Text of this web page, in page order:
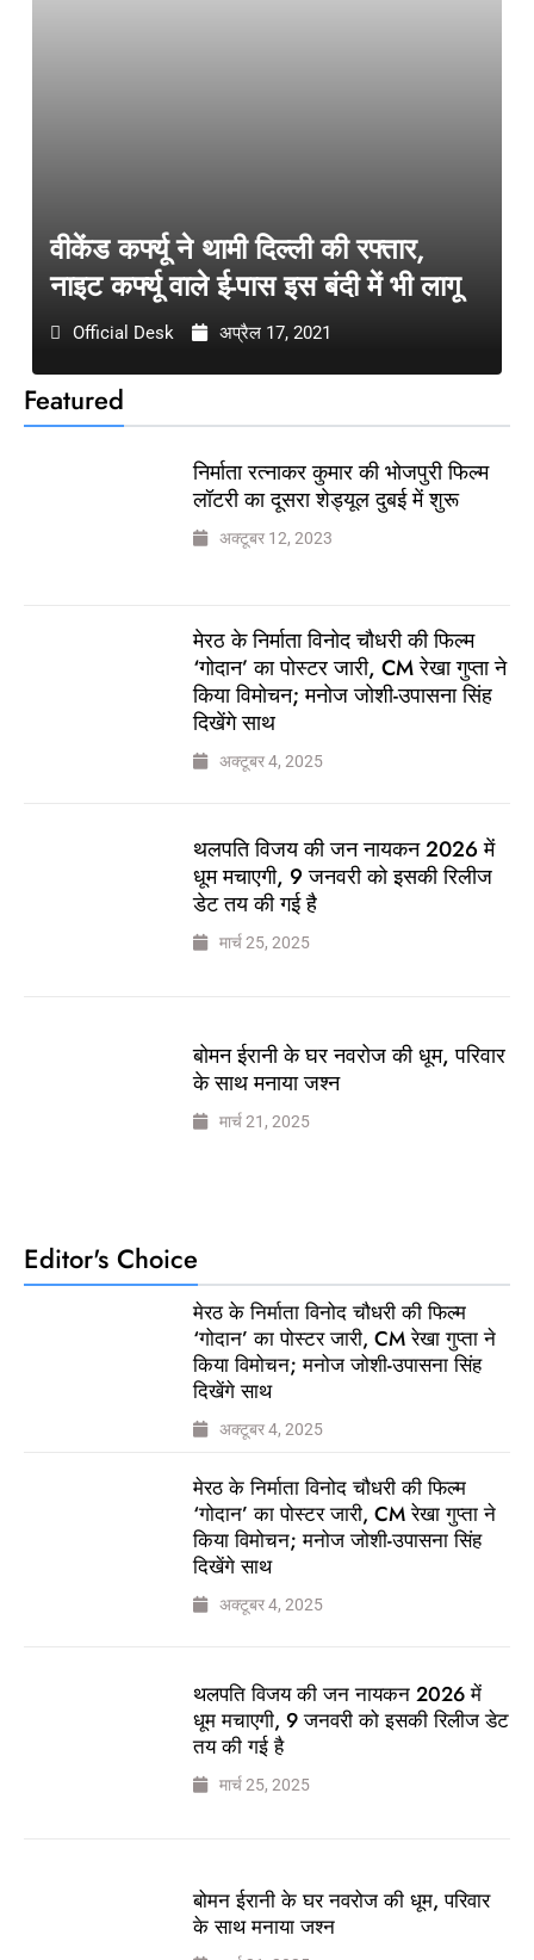
Featured
निर्माता रत्नाकर कुमार की भोजपुरी फिल्म
लॉटरी का दूसरा शेड्यूल दुबई में शुरू
अक्टूबर 12, 2023
मेरठ के निर्माता विनोद चौधरी की फिल्म
‘गोदान’ का पोस्टर जारी, CM रेखा गुप्ता ने
किया विमोचन; मनोज जोशी-उपासना सिंह
दिखेंगे साथ
अक्टूबर 4, 2025
थलपति विजय की जन नायकन 2026 में
धूम मचाएगी, 9 जनवरी को इसकी रिलीज
डेट तय की गई है
मार्च 25, 2025
बोमन ईरानी के घर नवरोज की धूम, परिवार
के साथ मनाया जश्न
मार्च 21, 2025
वीकेंड कर्फ्यू ने थामी दिल्ली की रफ्तार,
नाइट कर्फ्यू वाले ई-पास इस बंदी में भी लागू
Official Desk अप्रैल 17, 2021
Editor's Choice
मेरठ के निर्माता विनोद चौधरी की फिल्म
‘गोदान’ का पोस्टर जारी, CM रेखा गुप्ता ने
किया विमोचन; मनोज जोशी-उपासना सिंह
दिखेंगे साथ
अक्टूबर 4, 2025
मेरठ के निर्माता विनोद चौधरी की फिल्म
‘गोदान’ का पोस्टर जारी, CM रेखा गुप्ता ने
किया विमोचन; मनोज जोशी-उपासना सिंह
दिखेंगे साथ
अक्टूबर 4, 2025
थलपति विजय की जन नायकन 2026 में
धूम मचाएगी, 9 जनवरी को इसकी रिलीज डेट
तय की गई है
मार्च 25, 2025
बोमन ईरानी के घर नवरोज की धूम, परिवार
के साथ मनाया जश्न